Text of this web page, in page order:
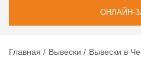
ОНЛАЙН-
Главная Вывески Вывески в